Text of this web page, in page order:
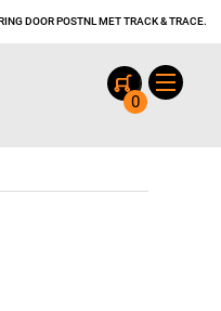
DOOR POSTNL MET TRACK & TRACE.
0